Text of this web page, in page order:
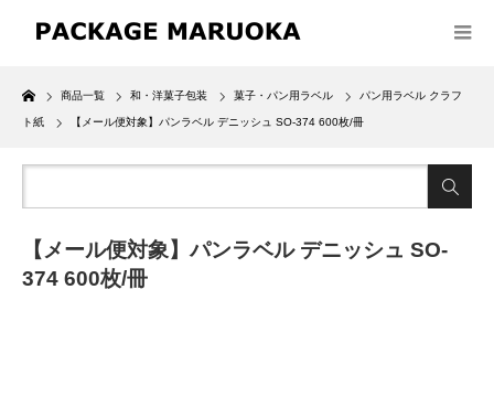
Home
商品一覧 和・洋菓子包装 菓子・パン用ラベル パン用ラベル クラフ
ト紙 【メール便対象】パンラベル デニッシュ SO-374 600枚/冊
【メール便対象】パンラベル デニッシュ SO-
374 600枚/冊